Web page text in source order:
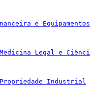
e
Legal e
Industrial